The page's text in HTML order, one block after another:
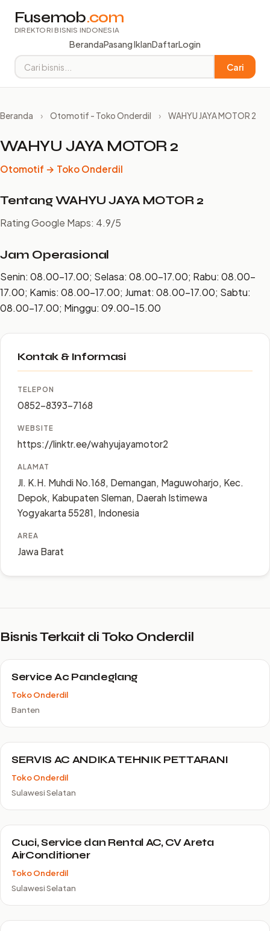
Fusemob.com
DIREKTORI BISNIS INDONESIA
BerandaPasang IklanDaftarLogin
Cari
Beranda › Otomotif - Toko Onderdil › WAHYU JAYA MOTOR 2
WAHYU JAYA MOTOR 2
Otomotif → Toko Onderdil
Tentang WAHYU JAYA MOTOR 2
Rating Google Maps: 4.9/5
Jam Operasional
Senin: 08.00–17.00; Selasa: 08.00–17.00; Rabu: 08.00–
17.00; Kamis: 08.00–17.00; Jumat: 08.00–17.00; Sabtu:
08.00–17.00; Minggu: 09.00–15.00
Kontak & Informasi
TELEPON
0852-8393-7168
WEBSITE
https://linktr.ee/wahyujayamotor2
ALAMAT
Jl. K.H. Muhdi No.168, Demangan, Maguwoharjo, Kec.
Depok, Kabupaten Sleman, Daerah Istimewa
Yogyakarta 55281, Indonesia
AREA
Jawa Barat
Bisnis Terkait di Toko Onderdil
Service Ac Pandeglang
Toko Onderdil
Banten
SERVIS AC ANDIKA TEHNIK PETTARANI
Toko Onderdil
Sulawesi Selatan
Cuci, Service dan Rental AC, CV Areta
AirConditioner
Toko Onderdil
Sulawesi Selatan